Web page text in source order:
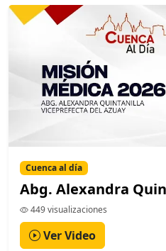
Cuenca al día
Abg. Alexandra
449 visualizaciones
Ver Video